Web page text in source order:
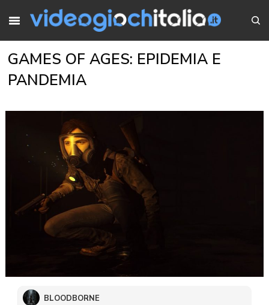
GAMES OF AGES: EPIDEMIA E
PANDEMIA
BLOODBORNE